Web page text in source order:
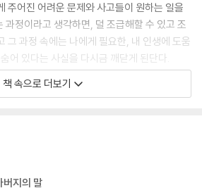
로 삼아라
히 해야 하는 이유
하지 않음을 잊지 말자
로 일어나 깨우치길
틀림’이란다
로를 돌아보렴
주어진 어려운 문제와 사고들이 원하는 일을
과정이라고 생각하면, 덜 조급해할 수 있고 조
그 과정 속에는 나에게 필요한, 내 인생에 도움
어 있다는 사실을 다시금 깨닫게 된단다.
. 노력을 할 때, 우리는 우리가 원하는 곳에
리한 세상에 조금이라도 저항할 수 있어. 노력
적과 목표를 분명히 해야 하는 것도 잊지 말
책 속으로 더보기
버지의 말